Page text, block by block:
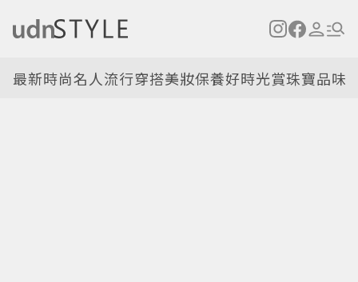
最新時尚名人流行穿搭美妝保養好時光賞珠寶品味